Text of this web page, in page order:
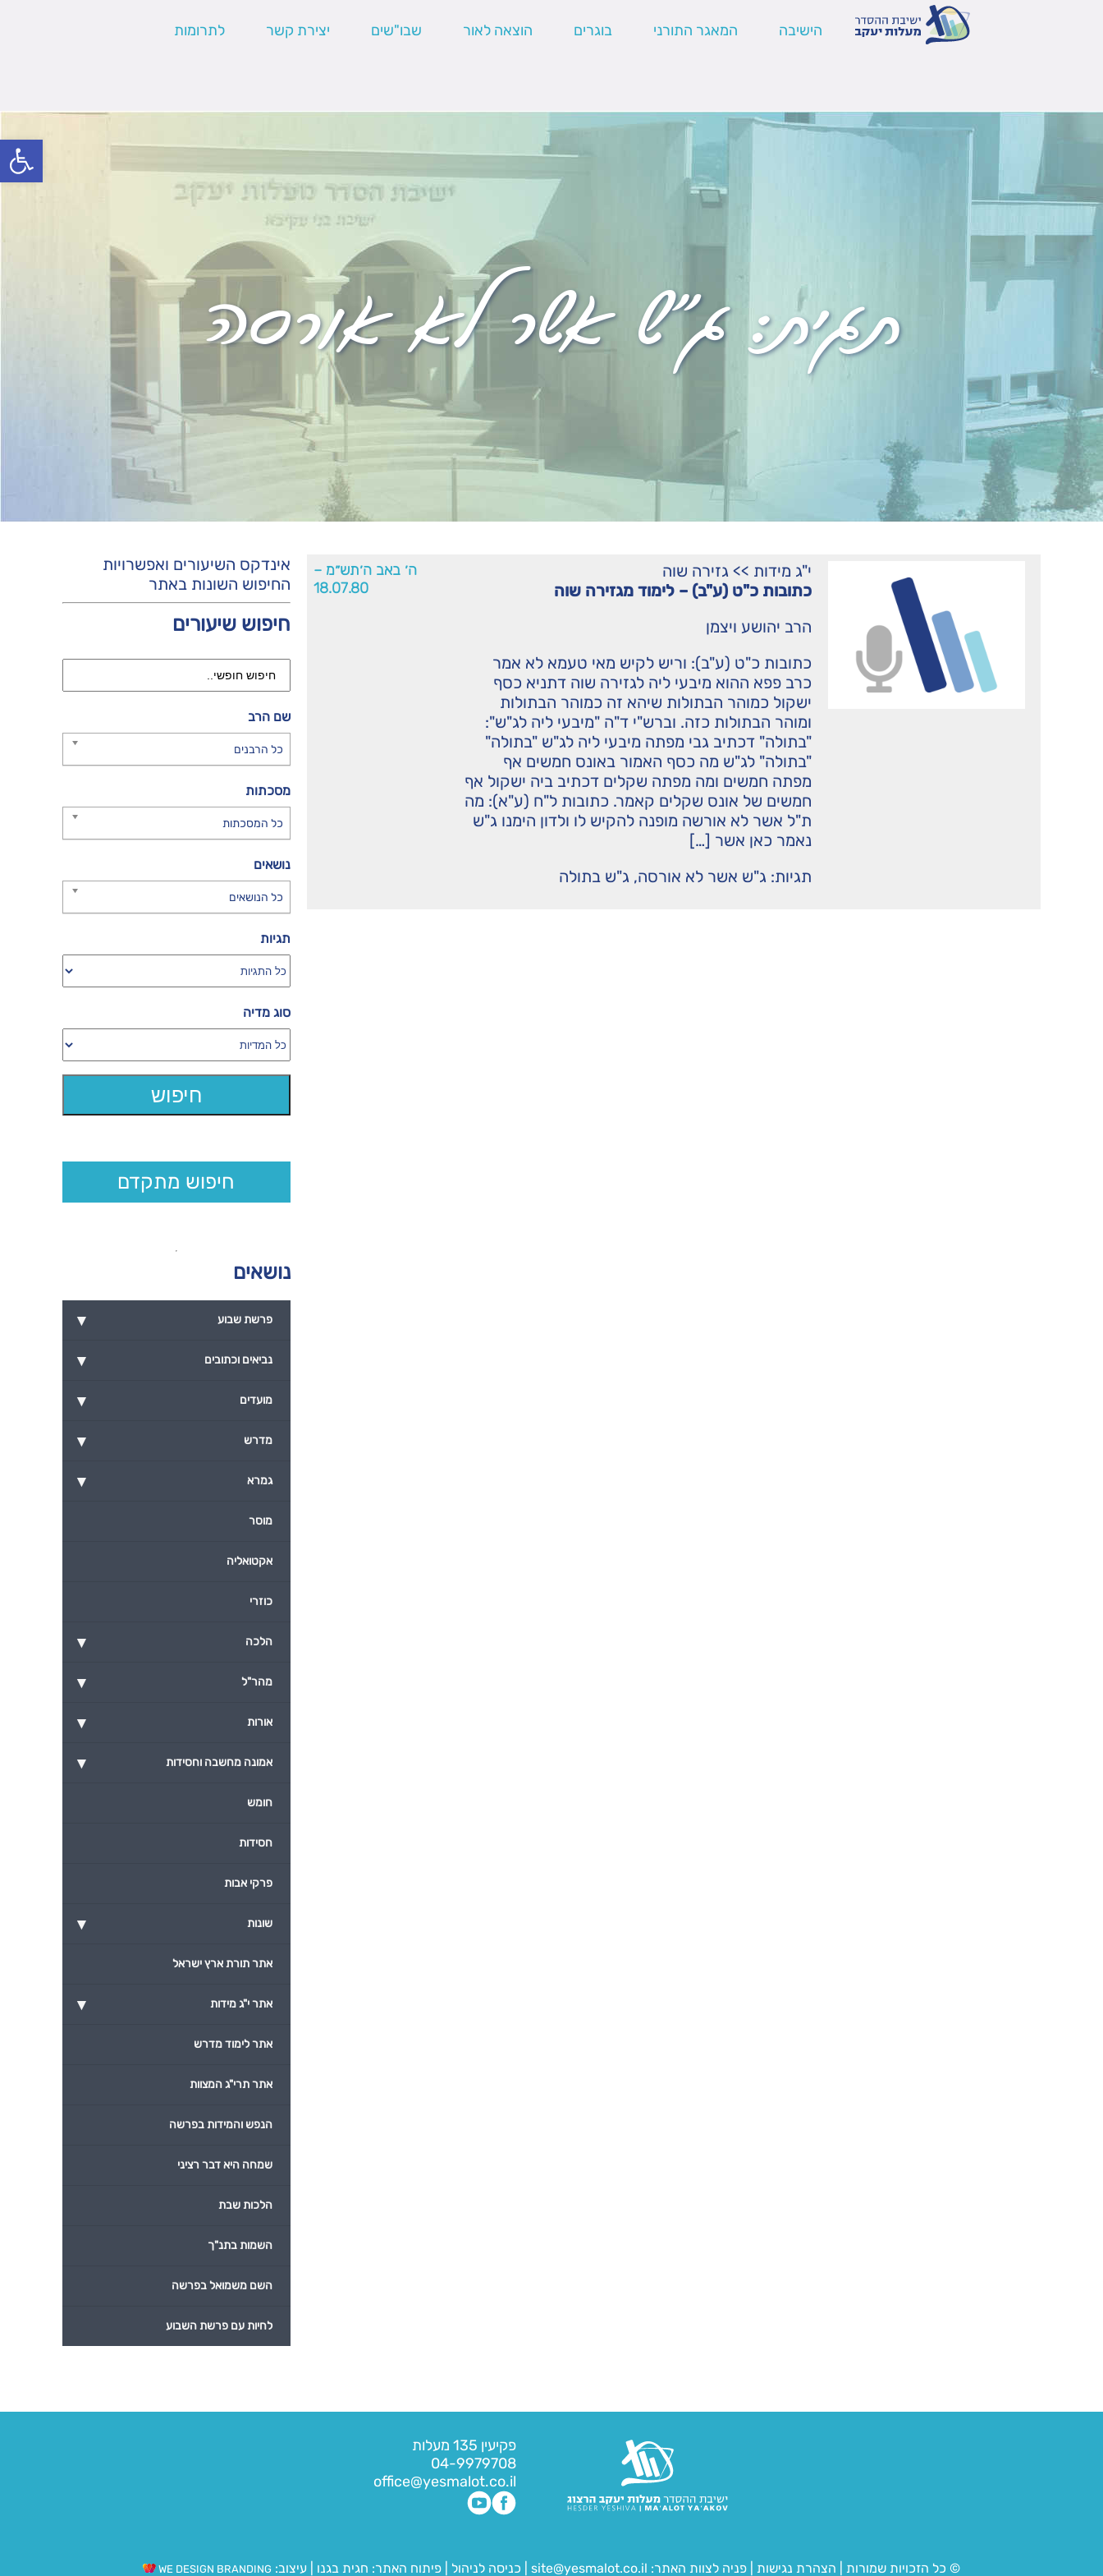
פתח
הישיבה המאגר התורני בוגרים הוצאה לאור שבו"שים יצירת קשר לתרומות
תגית:ג"ש אשר לא אורסה
י"ג מידות >>גזירה שוה
כתובות כ"ט (ע"ב) – לימוד מגזירה שוה
הרב יהושע ויצמן
כתובות כ"ט (ע"ב): וריש לקיש מאי טעמא לא אמר
כרב פפא ההוא מיבעי ליה לגזירה שוה דתניא כסף
ישקול כמוהר הבתולות שיהא זה כמוהר הבתולות
ומוהר הבתולות כזה. וברש"י ד"ה "מיבעי ליה לג"ש":
"בתולה" דכתיב גבי מפתה מיבעי ליה לג"ש "בתולה"
"בתולה" לג"ש מה כסף האמור באונס חמשים אף
מפתה חמשים ומה מפתה שקלים דכתיב ביה ישקול אף
חמשים של אונס שקלים קאמר. כתובות ל"ח (ע"א): מה
ת"ל אשר לא אורשה מופנה להקיש לו ולדון הימנו ג"ש
נאמר כאן אשר […]
תגיות:ג"ש אשר לא אורסה,ג"ש בתולה
ה׳ באב ה׳תש״מ –
18.07.80
אינדקס השיעורים ואפשרויות
החיפוש השונות באתר
חיפוש שיעורים
שם הרב
כל הרבנים
מסכתות
כל המסכתות
נושאים
כל הנושאים
תגיות
סוג מדיה
חיפוש מתקדם
נושאים
▾ פרשת שבוע
▾ נביאים וכתובים
▾ מועדים
▾ מדרש
▾ גמרא
מוסר
אקטואליה
כוזרי
▾ הלכה
▾ מהר"ל
▾ אורות
▾ אמונה מחשבה וחסידות
חומש
חסידות
פרקי אבות
▾ שונות
אתר תורת ארץ ישראל
▾ אתר י"ג מידות
אתר לימוד מדרש
אתר תרי"ג המצוות
הנפש והמידות בפרשה
שמחה היא דבר רציני
הלכות שבת
השמות בתנ"ך
השם משמואל בפרשה
לחיות עם פרשת השבוע
פקיעין 135 מעלות
04-9979708
office@yesmalot.co.il
© כל הזכויות שמורות הצהרת נגישות פניה לצוות האתר: site@yesmalot.co.il כניסה לניהול פיתוח האתר: חגית בגנו עיצוב: WE DESIGN BRANDING